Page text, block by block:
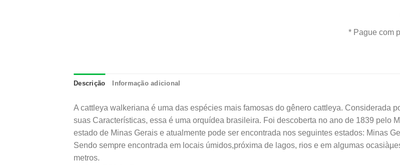
* Pague com
Descrição Informação adicional
A cattleya walkeriana é uma das espécies mais famosas do gênero cattleya. Considerada
suas Características, essa é uma orquídea brasileira. Foi descoberta no ano de 1839 pelo
estado de Minas Gerais e atualmente pode ser encontrada nos seguintes estados: Minas
Sendo sempre encontrada em locais úmidos,próxima de lagos, rios e em algumas
metros.